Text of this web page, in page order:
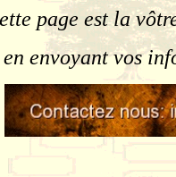
page est la
en envoyant vos